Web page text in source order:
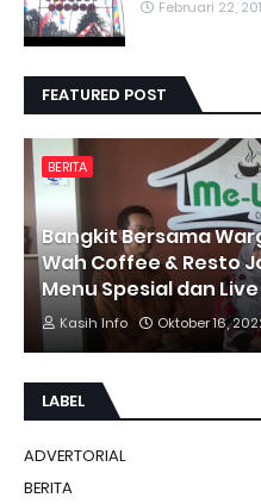
Februari 22,
FEATURED POST
BERITA
Bangkit Bersama
Wah Coffee & Resto
Menu Spesial dan
Kasih Info Oktober 16,
LABEL
ADVERTORIAL
BERITA